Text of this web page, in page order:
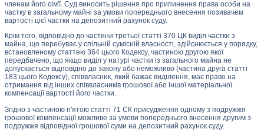
членам його сім'ї. Суд виносить рішення про припинення права особи на
частку в загальному майні за умови попереднього внесення позивачем
вартості цієї частки на депозитний рахунок суду.
Крім того, відповідно до частини третьої статті 370 ЦК виділ частки з
майна, що перебуває у спільній сумісній власності, здійснюється у порядку,
встановленому статтею 364 цього Кодексу, частиною другою якої
передбачено, що якщо виділ у натурі частки із загального майна не
допускається відповідно до закону або неможливо (частина друга статті
183 цього Кодексу), співвласник, який бажає виділення, має право на
отримання від інших співвласників грошової або іншої матеріальної
компенсації вартості його частки.
Згідно з частиною п'ятою статті 71 СК присудження одному з подружжя
грошової компенсації можливе за умови попереднього внесення другим з
подружжя відповідної грошової суми на депозитний рахунок суду.